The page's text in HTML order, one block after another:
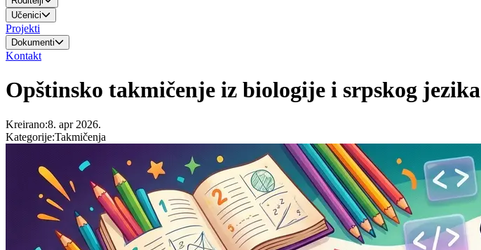
Učenici
Projekti
Dokumenti
Kontakt
Opštinsko takmičenje iz biologije i srpskog jezika
Kreirano:8. apr 2026.
Kategorije:Takmičenja